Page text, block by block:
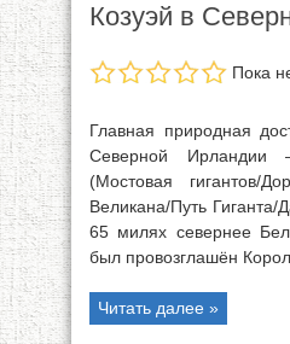
Козуэй в
Пока
Главная природная
Северной Ирландии
(Мостовая гигантов/
Великана/Путь Гиганта/
65 милях севернее
был провозглашён
Читать далее »